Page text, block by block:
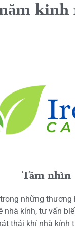
kinh
Tầm nhìn
những thương
nhà kính, tư vấn
thải khí nhà kính